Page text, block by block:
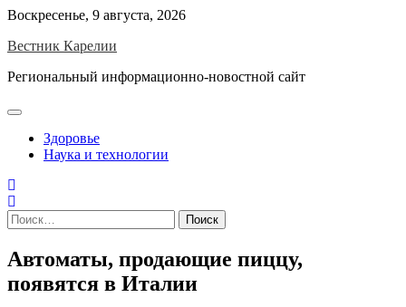
Skip
content
Воскресенье, 9 августа, 2026
Вестник Карелии
Региональный информационно-новостной сайт
Здоровье
Наука и технологии
Найти:
Автоматы, продающие пиццу,
появятся в Италии